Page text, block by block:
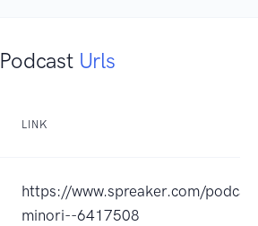
Podcast Urls
LINK
https://www.spreaker.com/
minori--6417508